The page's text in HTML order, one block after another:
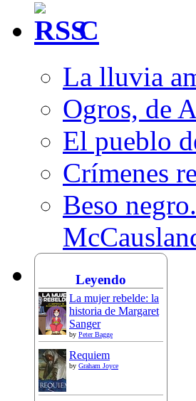
C
La lluvia
Ogros, de
El pueblo
Crímenes
Beso
Leyendo
La mujer rebelde: la
historia de Margaret
Sanger
by Peter Bagge
Requiem
by Graham Joyce